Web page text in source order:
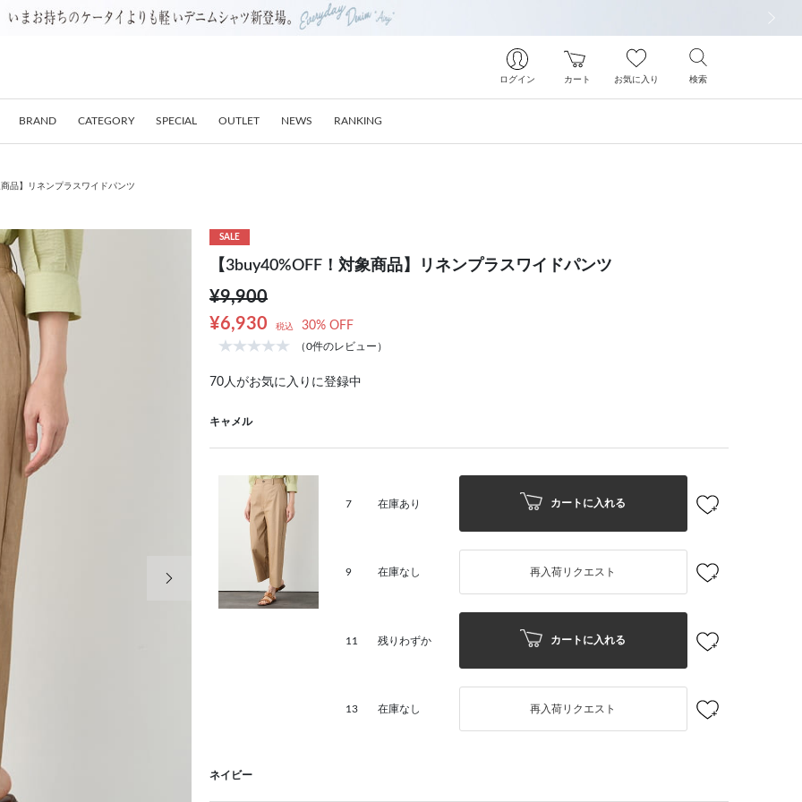
ログイン カート お気に入り 検索
BRAND CATEGORY SPECIAL OUTLET NEWS RANKING
品】リネンプラスワイドパンツ
SALE
【3buy40%OFF！対象商品】リネンプラスワイドパンツ
¥9,900
¥6,930
税込 30% OFF
（0件のレビュー）
70人がお気に入りに登録中
キャメル
7 在庫あり カートに入れる
9 在庫なし 再入荷リクエスト
11 残りわずか カートに入れる
13 在庫なし 再入荷リクエスト
ネイビー